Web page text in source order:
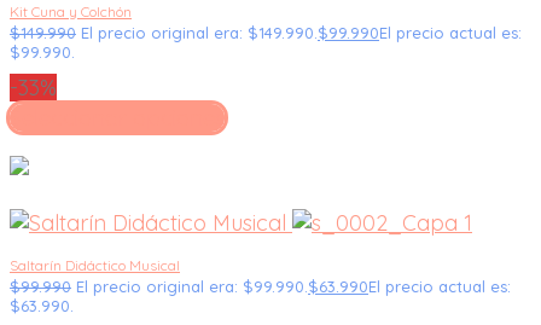
Kit Cuna y Colchón
$149.990 El precio original era: $149.990. $99.990El precio actual es:
$99.990.
-33%
Seleccionar opciones
Saltarín Didáctico Musical
$99.990 El precio original era: $99.990. $63.990El precio actual es:
$63.990.